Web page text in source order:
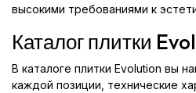
высокими требованиями к
Каталог плитки
В каталоге плитки Evolution вы
каждой позиции, технические